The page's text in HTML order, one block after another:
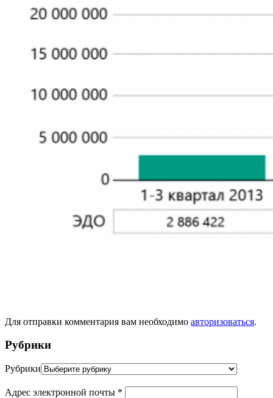
Для отправки комментария вам необходимо авторизоваться.
Рубрики
Рубрики
Адрес электронной почты *